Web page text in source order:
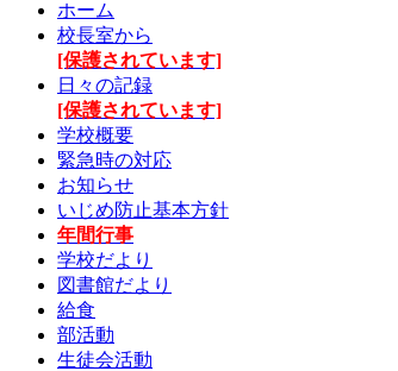
ホーム
校長室から
[保護されています]
日々の記録
[保護されています]
学校概要
緊急時の対応
お知らせ
いじめ防止基本方針
年間行事
学校だより
図書館だより
給食
部活動
生徒会活動